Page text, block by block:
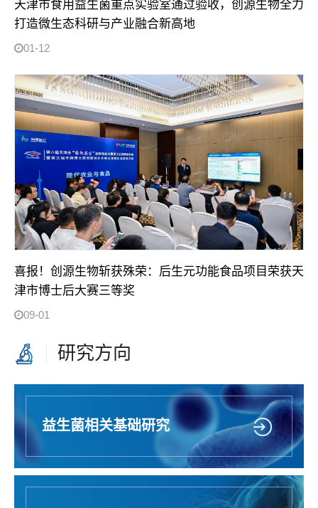
天津市食用益生菌重点实验室通过验收，创源生物全力
打造微生态科研与产业融合新高地
01-12
喜报！创源生物斩获殊荣：后生元功能食品项目荣获天
津市博士后大赛三等奖
09-01
研究方向
益生菌相关基础研究